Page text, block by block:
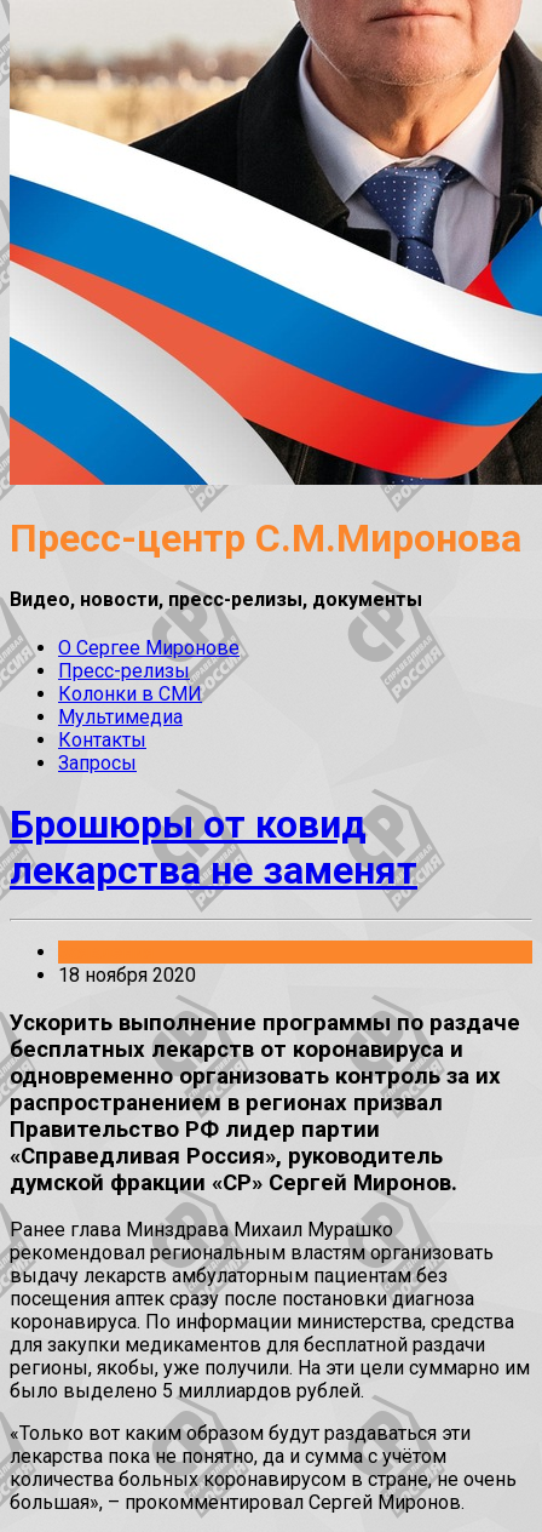
Пресс-центр С.М.Миронова
Видео, новости, пресс-релизы, документы
О Сергее Миронове
Пресс-релизы
Колонки в СМИ
Мультимедиа
Контакты
Запросы
Брошюры от ковид
лекарства не заменят
18 ноября 2020
Ускорить выполнение программы по раздаче
бесплатных лекарств от коронавируса и
одновременно организовать контроль за их
распространением в регионах призвал
Правительство РФ лидер партии
«Справедливая Россия», руководитель
думской фракции «СР» Сергей Миронов.
Ранее глава Минздрава Михаил Мурашко
рекомендовал региональным властям организовать
выдачу лекарств амбулаторным пациентам без
посещения аптек сразу после постановки диагноза
коронавируса. По информации министерства, средства
для закупки медикаментов для бесплатной раздачи
регионы, якобы, уже получили. На эти цели суммарно им
было выделено 5 миллиардов рублей.
«Только вот каким образом будут раздаваться эти
лекарства пока не понятно, да и сумма с учётом
количества больных коронавирусом в стране, не очень
большая», – прокомментировал Сергей Миронов.